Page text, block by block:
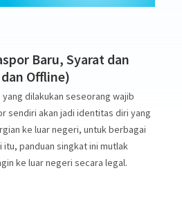
Baru, Syarat dan
Offline)
dilakukan seseorang wajib
sendiri akan jadi identitas diri yang
ke luar negeri, untuk berbagai
itu, panduan singkat ini mutlak
ke luar negeri secara legal.